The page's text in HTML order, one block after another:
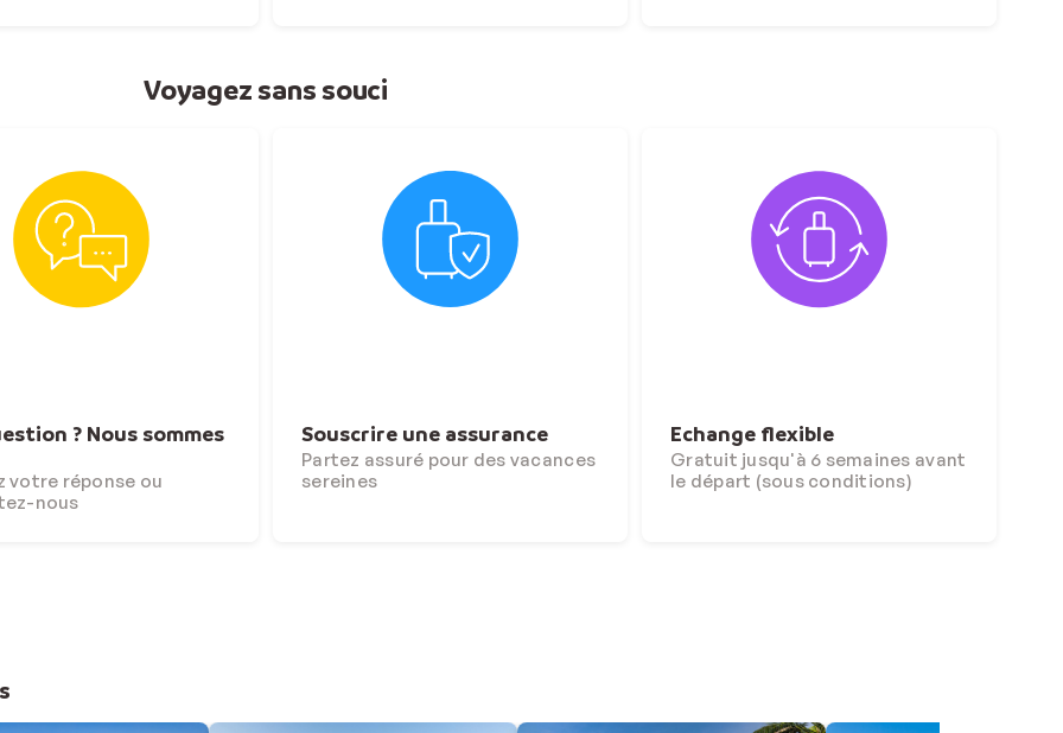
Voyagez sans souci
? Nous sommes
votre réponse ou
nous
Souscrire une assurance
Partez assuré pour des vacances
sereines
Echange flexible
Gratuit jusqu'à 6 semaines avant
le départ (sous conditions)